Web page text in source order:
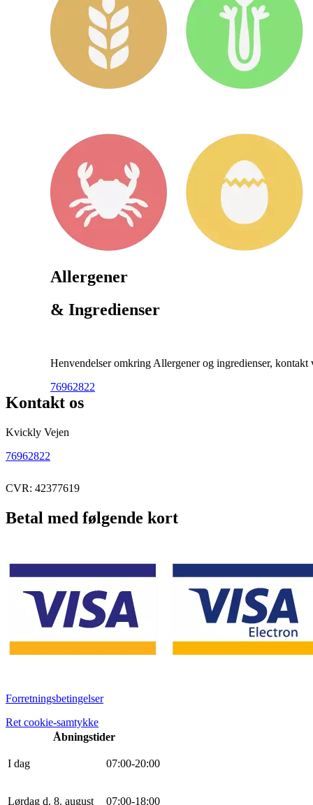
Allergener
& Ingredienser
Henvendelser omkring Allergener og ingredienser,
76962822
Kontakt os
Kvickly Vejen
76962822
CVR: 42377619
Betal med følgende kort
Forretningsbetingelser
Ret cookie-samtykke
Åbningstider
I dag 07:00-20:00
Lørdag d. 8. august 07:00-18:00